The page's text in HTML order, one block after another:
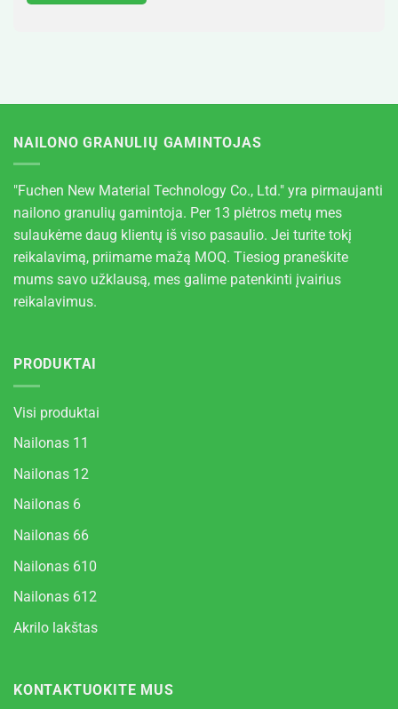
NAILONO GRANULIŲ GAMINTOJAS
"Fuchen New Material Technology Co., Ltd." yra pirmaujanti
nailono granulių gamintoja. Per 13 plėtros metų mes
sulaukėme daug klientų iš viso pasaulio. Jei turite tokį
reikalavimą, priimame mažą MOQ. Tiesiog praneškite
mums savo užklausą, mes galime patenkinti įvairius
reikalavimus.
PRODUKTAI
Visi produktai
Nailonas 11
Nailonas 12
Nailonas 6
Nailonas 66
Nailonas 610
Nailonas 612
Akrilo lakštas
KONTAKTUOKITE MUS